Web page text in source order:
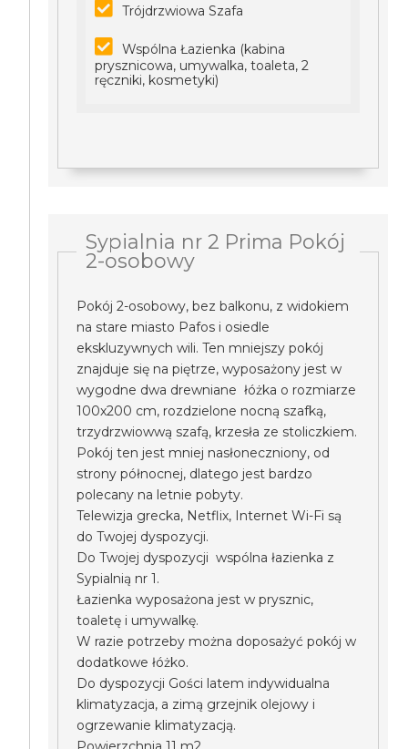
Trójdrzwiowa Szafa
Wspólna Łazienka (kabina
prysznicowa, umywalka, toaleta, 2
ręczniki, kosmetyki)
Sypialnia nr 2 Prima Pokój
2-osobowy
Pokój 2-osobowy, bez balkonu, z widokiem
na stare miasto Pafos i osiedle
ekskluzywnych wili. Ten mniejszy pokój
znajduje się na piętrze, wyposażony jest w
wygodne dwa drewniane łóżka o rozmiarze
100x200 cm, rozdzielone nocną szafką,
trzydrzwiowwą szafą, krzesła ze stoliczkiem.
Pokój ten jest mniej nasłoneczniony, od
strony północnej, dlatego jest bardzo
polecany na letnie pobyty.
Telewizja grecka, Netflix, Internet Wi-Fi są
do Twojej dyspozycji.
Do Twojej dyspozycji wspólna łazienka z
Sypialnią nr 1.
Łazienka wyposażona jest w prysznic,
toaletę i umywalkę.
W razie potrzeby można doposażyć pokój w
dodatkowe łóżko.
Do dyspozycji Gości latem indywidualna
klimatyzacja, a zimą grzejnik olejowy i
ogrzewanie klimatyzacją.